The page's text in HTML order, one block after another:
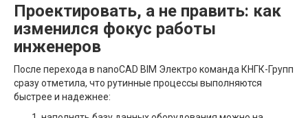
Проектировать, а не править: как
изменился фокус работы
инженеров
После перехода в nanoCAD BIM Электро команда КНГК-Групп
сразу отметила, что рутинные процессы выполняются
быстрее и надежнее: